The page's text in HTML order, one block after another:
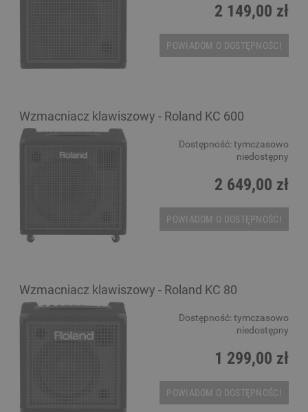
2 149,00 zł
POWIADOM O DOSTĘPNOŚCI
Wzmacniacz klawiszowy - Roland KC 600
Dostępność: tymczasowo
niedostępny
2 649,00 zł
POWIADOM O DOSTĘPNOŚCI
Wzmacniacz klawiszowy - Roland KC 80
Dostępność: tymczasowo
niedostępny
1 299,00 zł
POWIADOM O DOSTĘPNOŚCI